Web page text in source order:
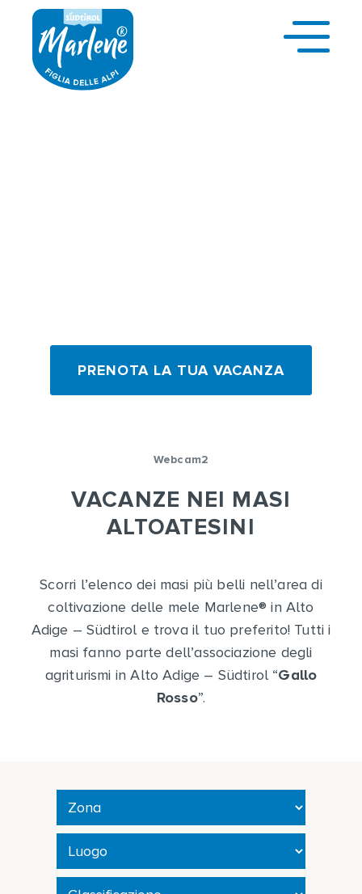
PRENOTA LA TUA VACANZA
Webcam2
VACANZE NEI MASI
ALTOATESINI
Scorri l’elenco dei masi più belli nell’area di
coltivazione delle mele Marlene® in Alto
Adige – Südtirol e trova il tuo preferito! Tutti i
masi fanno parte dell’associazione degli
agriturismi in Alto Adige – Südtirol “Gallo
Rosso”.